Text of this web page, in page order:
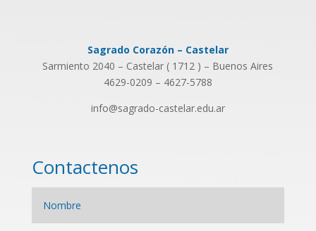
Sagrado Corazón – Castelar
Sarmiento 2040 – Castelar ( 1712 ) – Buenos Aires
4629-0209 – 4627-5788
info@sagrado-castelar.edu.ar
Contactenos